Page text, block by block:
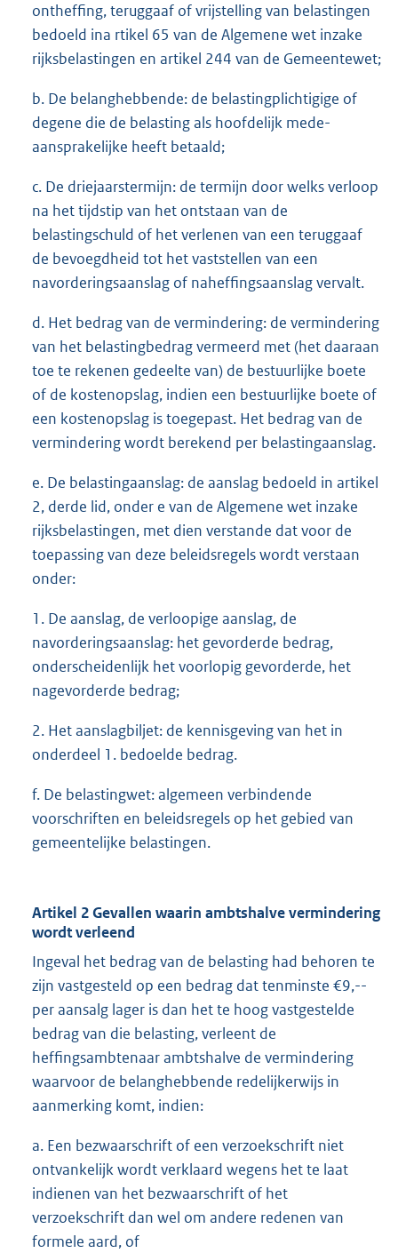
ontheffing, teruggaaf of vrijstelling van belastingen
bedoeld ina rtikel 65 van de Algemene wet inzake
rijksbelastingen en artikel 244 van de Gemeentewet;
b. De belanghebbende: de belastingplichtigige of
degene die de belasting als hoofdelijk mede-
aansprakelijke heeft betaald;
c. De driejaarstermijn: de termijn door welks verloop
na het tijdstip van het ontstaan van de
belastingschuld of het verlenen van een teruggaaf
de bevoegdheid tot het vaststellen van een
navorderingsaanslag of naheffingsaanslag vervalt.
d. Het bedrag van de vermindering: de vermindering
van het belastingbedrag vermeerd met (het daaraan
toe te rekenen gedeelte van) de bestuurlijke boete
of de kostenopslag, indien een bestuurlijke boete of
een kostenopslag is toegepast. Het bedrag van de
vermindering wordt berekend per belastingaanslag.
e. De belastingaanslag: de aanslag bedoeld in artikel
2, derde lid, onder e van de Algemene wet inzake
rijksbelastingen, met dien verstande dat voor de
toepassing van deze beleidsregels wordt verstaan
onder:
1. De aanslag, de verloopige aanslag, de
navorderingsaanslag: het gevorderde bedrag,
onderscheidenlijk het voorlopig gevorderde, het
nagevorderde bedrag;
2. Het aanslagbiljet: de kennisgeving van het in
onderdeel 1. bedoelde bedrag.
f. De belastingwet: algemeen verbindende
voorschriften en beleidsregels op het gebied van
gemeentelijke belastingen.
Artikel 2 Gevallen waarin ambtshalve vermindering
wordt verleend
Ingeval het bedrag van de belasting had behoren te
zijn vastgesteld op een bedrag dat tenminste €9,--
per aansalg lager is dan het te hoog vastgestelde
bedrag van die belasting, verleent de
heffingsambtenaar ambtshalve de vermindering
waarvoor de belanghebbende redelijkerwijs in
aanmerking komt, indien:
a. Een bezwaarschrift of een verzoekschrift niet
ontvankelijk wordt verklaard wegens het te laat
indienen van het bezwaarschrift of het
verzoekschrift dan wel om andere redenen van
formele aard, of